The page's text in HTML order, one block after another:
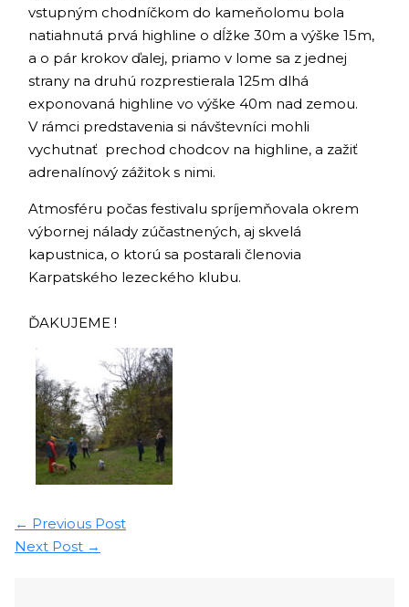
vstupným chodníčkom do kameňolomu bola
natiahnutá prvá highline o dĺžke 30m a výške 15m,
a o pár krokov ďalej, priamo v lome sa z jednej
strany na druhú rozprestierala 125m dlhá
exponovaná highline vo výške 40m nad zemou.
V rámci predstavenia si návštevníci mohli
vychutnať prechod chodcov na highline, a zažiť
adrenalínový zážitok s nimi.
Atmosféru počas festivalu spríjemňovala okrem
výbornej nálady zúčastnených, aj skvelá
kapustnica, o ktorú sa postarali členovia
Karpatského lezeckého klubu.
ĎAKUJEME !
← Previous Post
Next Post →